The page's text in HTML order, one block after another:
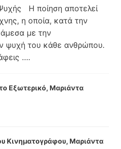
Η ποίηση αποτελεί
η οποία, κατά την
με την
ψυχή του κάθε ανθρώπου.
….
Εξωτερικό, Μαριάντα
Κινηματογράφου, Μαριάντα